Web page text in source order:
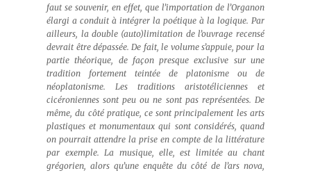
faut se souvenir, en effet, que l’importation de l’Organon
élargi a conduit à intégrer la poétique à la logique. Par
ailleurs, la double (auto)limitation de l’ouvrage recensé
devrait être dépassée. De fait, le volume s’appuie, pour la
partie théorique, de façon presque exclusive sur une
tradition fortement teintée de platonisme ou de
néoplatonisme. Les traditions aristotéliciennes et
cicéroniennes sont peu ou ne sont pas représentées. De
même, du côté pratique, ce sont principalement les arts
plastiques et monumentaux qui sont considérés, quand
on pourrait attendre la prise en compte de la littérature
par exemple. La musique, elle, est limitée au chant
grégorien, alors qu’une enquête du côté de l’ars nova,